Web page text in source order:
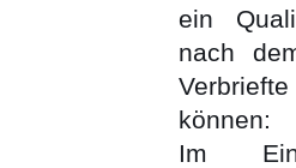
ein
nach
können:
Im